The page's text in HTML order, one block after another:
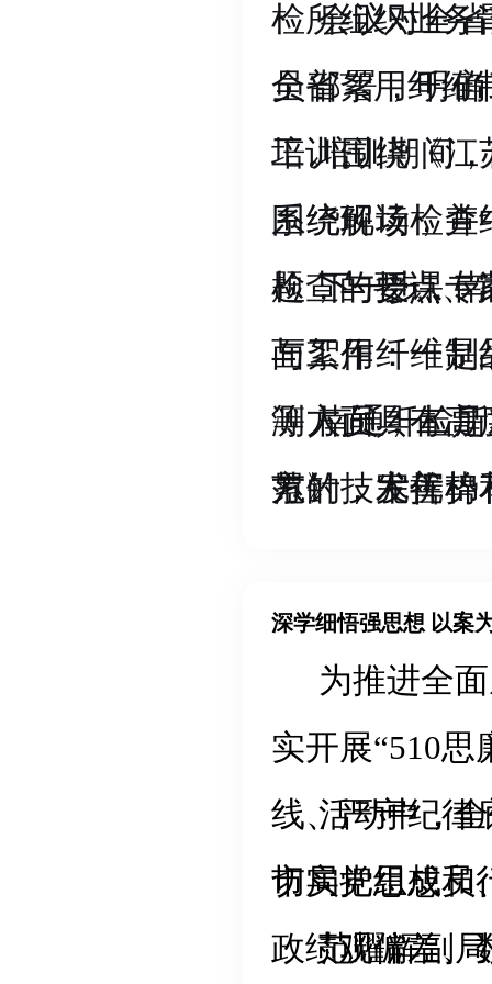
检所组织业务
全省絮用纤维
培训。
会议对全
员部署，明
工。围绕《江
系统解读，
检查的要点、
培训期间
围绕现场检
题，与授课专
与絮用纤维制
等方面具有高
累的技术优势
下一步，
面工作：一是
测人员；二
范》，完善棉
化技术储备和
产业高质量发
南通纤检
方针，发挥棉
力技术支撑。
为推进全
实开展“510
线、严守纪律
市局党组成员
活动中，
切实把思想和
政绩观偏差、
范耀辉副